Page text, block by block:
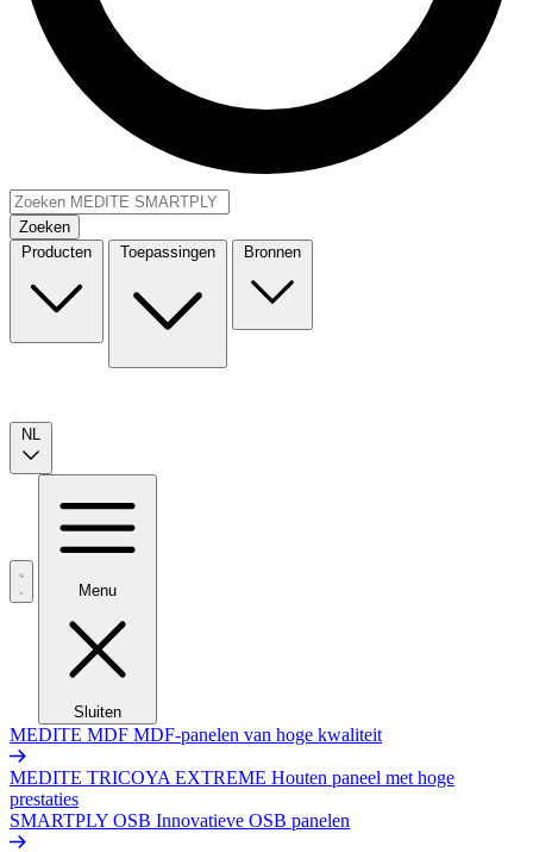
Zoeken
Producten
Toepassingen Bronnen
NL
Menu
Sluiten
MEDITE MDF MDF-panelen van hoge kwaliteit
MEDITE TRICOYA EXTREME Houten paneel met hoge
prestaties
SMARTPLY OSB Innovatieve OSB panelen